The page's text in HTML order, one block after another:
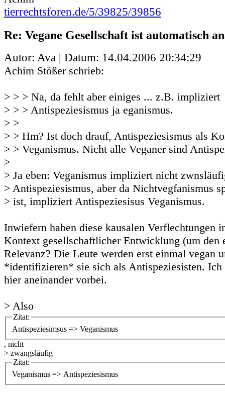
tierrechtsforen.de/5/39825/39856
Re: Vegane Gesellschaft ist automatisch
Autor: Ava | Datum: 14.04.2006 20:34:29
Achim Stößer schrieb:
> > > Na, da fehlt aber einiges ... z.B. impliziert
> > > Antispeziesismus ja eganismus.
> >
> > Hm? Ist doch drauf, Antispeziesismus als
> > Veganismus. Nicht alle Veganer sind
>
> Ja eben: Veganismus impliziert nicht
> Antispeziesismus, aber da Nichtvegfanismus
> ist, impliziert Antispeziesisus Veganismus.
Inwiefern haben diese kausalen Verflechtungen
Kontext gesellschaftlicher Entwicklung (um den
Relevanz? Die Leute werden erst einmal vegan
*identifizieren* sie sich als Antispeziesisten.
hier aneinander vorbei.
> Also
Zitat:
Antispeziesimsus => Veganismus
, nicht
> zwangsläufig
Zitat:
Veganismus => Antispeziesismus